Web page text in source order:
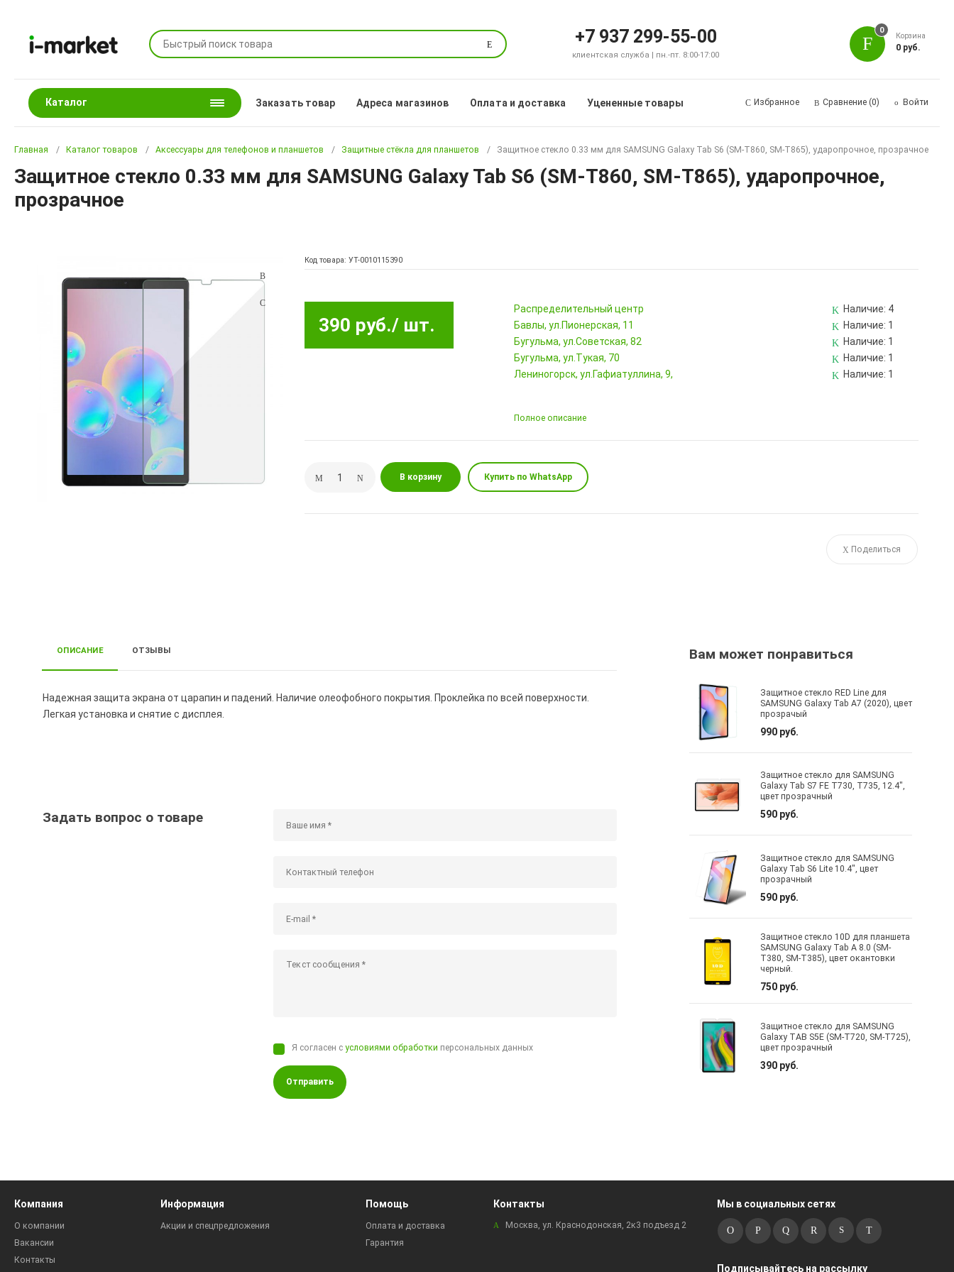
Поиск +7 937 299-55-00
клиентская служба | пн.-пт. 8:00-17:00
0
Корзина
0 руб.
Каталог Заказать товар Адреса магазинов Оплата и доставка Уцененные товары Избранное Сравнение (0) Войти
Главная Каталог товаров Аксессуары для телефонов и планшетов Защитные стёкла для планшетов Защитное стекло 0.33 мм для SAMSUNG Galaxy Tab S6 (SM-T860, SM-T865), ударопрочное, прозрачное
Защитное стекло 0.33 мм для SAMSUNG Galaxy Tab S6 (SM-T860, SM-T865), ударопрочное,
прозрачное
Код товара: УТ-0010115390
390 руб./ шт.
Pаспределительный центр Наличие: 4
Бавлы, ул.Пионерская, 11
Наличие: 1
Бугульма, ул.Советская, 82
Наличие: 1
Бугульма, ул.Тукая, 70
Наличие: 1
Лениногорск, ул.Гафиатуллина, 9,
Наличие: 1
Полное описание
В корзину Купить по WhatsApp
Поделиться
ОПИСАНИЕ ОТЗЫВЫ
Надежная защита экрана от царапин и падений. Наличие олеофобного покрытия. Проклейка по всей поверхности.
Легкая установка и снятие с дисплея.
Задать вопрос о товаре
Я согласен сусловиями обработки персональных данных
Отправить
Вам может понравиться
Защитное стекло RED Line для
SAMSUNG Galaxy Tab A7 (2020), цвет
прозрачый
990 руб.
Защитное стекло для SAMSUNG
Galaxy Tab S7 FE T730, T735, 12.4",
цвет прозрачный
590 руб.
Защитное стекло для SAMSUNG
Galaxy Tab S6 Lite 10.4", цвет
прозрачный
590 руб.
Защитное стекло 10D для планшета
SAMSUNG Galaxy Tab A 8.0 (SM-
T380, SM-T385), цвет окантовки
черный.
750 руб.
Защитное стекло для SAMSUNG
Galaxy TAB S5E (SM-T720, SM-T725),
цвет прозрачный
390 руб.
Компания
О компании
Вакансии
Контакты
Информация
Акции и спецпредложения
Помощь
Оплата и доставка
Гарантия
Контакты
Москва, ул. Краснодонская, 2к3 подъезд 2
Мы в социальных сетях
Подписывайтесь на рассылку